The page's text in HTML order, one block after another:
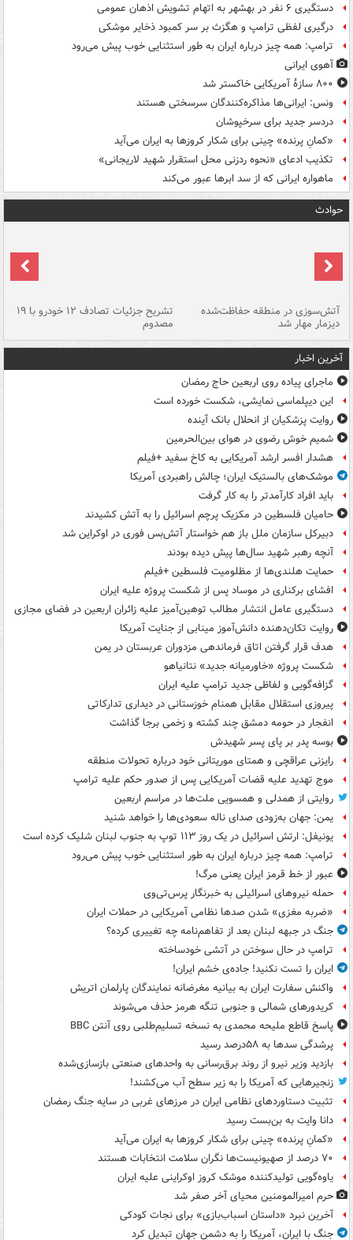
دستگیری ۶ نفر در بهشهر به اتهام تشویش اذهان عمومی
درگیری لفظی ترامپ و هگزث بر سر کمبود ذخایر موشکی
ترامپ: همه چیز درباره ایران به طور استثنایی خوب پیش می‌رود
آهوی ایرانی
۸۰۰ سازۀ آمریکایی خاکستر شد
ونس: ایرانی‌ها مذاکره‌کنندگان سرسختی هستند
دردسر جدید برای سرخپوشان
«کمانِ پرنده» چینی برای شکار کروزها به ایران می‌آید
تکذیب ادعای «نحوه ردزنی محل استقرار شهید لاریجانی»
ماهواره ایرانی که از سد ابرها عبور می‌کند
حوادث
آتش‌سوزی در منطقه حفاظت‌شده
دیزمار مهار شد
تشریح جزئیات تصادف ۱۲ خودرو با ۱۹
مصدوم
آخرین اخبار
ماجرای پیاده روی اربعین حاج رمضان
این دیپلماسی نمایشی، شکست خورده است
روایت پزشکیان از انحلال بانک آینده
شمیم خوش رضوی در هوای بین‌الحرمین
هشدار افسر ارشد آمریکایی به کاخ سفید +فیلم
موشک‌های بالستیک ایران؛ چالش راهبردی آمریکا
باید افراد کارآمدتر را به کار گرفت
حامیان فلسطین در مکزیک پرچم اسرائیل را به آتش کشیدند
دبیرکل سازمان ملل باز هم خواستار آتش‌بس فوری در اوکراین شد
آنچه رهبر شهید سال‌ها پیش دیده بودند
حمایت هلندی‌ها از مظلومیت فلسطین +فیلم
افشای برکناری در موساد پس از شکست پروژه علیه ایران
دستگیری عامل انتشار مطالب توهین‌آمیز علیه زائران اربعین در فضای مجازی
روایت تکان‌دهنده دانش‌آموز مینابی از جنایت آمریکا
هدف قرار گرفتن اتاق‌ فرماندهی مزدوران عربستان در یمن
شکست پروژه «خاورمیانه جدید» نتانیاهو
گزافه‌گویی و لفاظی جدید ترامپ علیه ایران
پیروزی استقلال مقابل همنام خوزستانی در دیداری تدارکاتی
انفجار در حومه دمشق چند کشته و زخمی برجا گذاشت
بوسه‌ پدر بر پای پسر شهیدش
رایزنی عراقچی و همتای موریتانی خود درباره تحولات منطقه
موج تهدید علیه قضات آمریکایی پس از صدور حکم علیه ترامپ
روایتی از همدلی و همسویی ملت‌ها در مراسم اربعین
یمن: جهان به‌زودی صدای ناله سعودی‌ها را خواهد شنید
یونیفل: ارتش اسرائیل در یک روز ۱۱۳ توپ به جنوب لبنان شلیک کرده است
ترامپ: همه چیز درباره ایران به طور استثنایی خوب پیش می‌رود
عبور از خط قرمز ایران یعنی مرگ!
حمله نیروهای اسرائیلی به خبرنگار پرس‌تی‌وی
«ضربه مغزی» شدن صدها نظامی آمریکایی در حملات ایران
جنگ در جبهه لبنان بعد از تفاهم‌نامه چه تغییری کرده؟
ترامپ در حال سوختن در آتشی خودساخته
ایران را تست نکنید! جاده‌ی خشم ایران!
واکنش سفارت ایران به بیانیه مغرضانه نمایندگان پارلمان اتریش
کریدورهای شمالی و جنوبی تنگه هرمز حذف می‌شوند
پاسخ قاطع ملیحه محمدی به نسخه تسلیم‌طلبی روی آنتن BBC
پرشدگی سدها به ۵۸درصد رسید
بازدید وزیر نیرو از روند برق‌رسانی به واحدهای صنعتی بازسازی‌شده
زنجیرهایی که آمریکا را به زیر سطح آب می‌کشند!
تثبیت دستاوردهای نظامی ایران در مرزهای غربی در سایه جنگ رمضان
دانا وایت به بن‌بست رسید
«کمانِ پرنده» چینی برای شکار کروزها به ایران می‌آید
۷۰ درصد از صهیونیست‌ها نگران سلامت انتخابات هستند
یاوه‌گویی تولیدکننده موشک کروز اوکراینی علیه ایران
حرم امیرالمومنین محیای آخر صفر شد
آخرین نبرد «داستان اسباب‌بازی» برای نجات کودکی
جنگ با ایران، آمریکا را به دشمن جهان تبدیل کرد